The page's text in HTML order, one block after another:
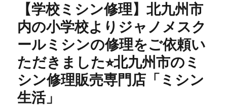
家
用
コ
ン
ピ
ュ
ー
【学校ミシン修理】北九州市
内の小学校よりジャノメスク
ールミシンの修理をご依頼い
ただきました⭐︎北九州市のミ
シン修理販売専門店「ミシン
生活」